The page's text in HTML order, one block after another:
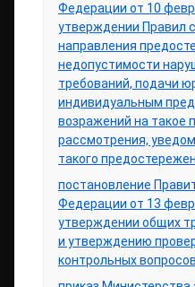
Федерации от 10
утверждении Правил
направления
недопустимости
требований, подачи
индивидуальным
возражений на такое
рассмотрения,
такого
постановление
Федерации от 13
утверждении общих
и утверждению
контрольных